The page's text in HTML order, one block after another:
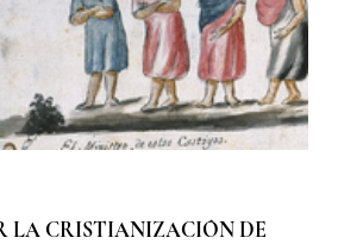
LA CRISTIANIZACIÓN DE